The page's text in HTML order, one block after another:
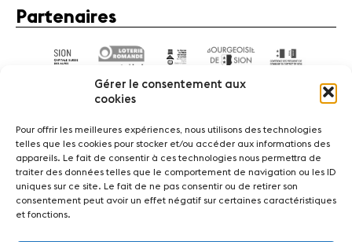
Gérer le consentement aux
cookies
Pour offrir les meilleures expériences, nous utilisons des technologies
telles que les cookies pour stocker et/ou accéder aux informations des
appareils. Le fait de consentir à ces technologies nous permettra de
traiter des données telles que le comportement de navigation ou les ID
uniques sur ce site. Le fait de ne pas consentir ou de retirer son
consentement peut avoir un effet négatif sur certaines caractéristiques
et fonctions.
Partenaires
ActualitésConcertsBénévolesMédiation
Médias Revue de presse